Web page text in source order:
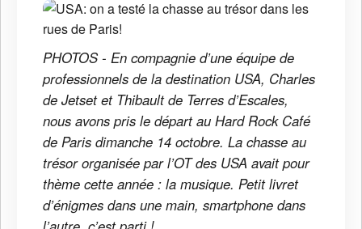
PHOTOS - En compagnie d’une équipe de
professionnels de la destination USA, Charles
de Jetset et Thibault de Terres d’Escales,
nous avons pris le départ au Hard Rock Café
de Paris dimanche 14 octobre. La chasse au
trésor organisée par l’OT des USA avait pour
thème cette année : la musique. Petit livret
d’énigmes dans une main, smartphone dans